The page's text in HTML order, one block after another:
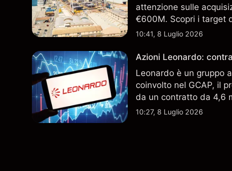
attenzione sulle
€600M. Scopri i target
performance passate
10:41, 8 Luglio 2026
Azioni Leonardo:
Leonardo è un gruppo
coinvolto nel GCAP, il
da un contratto da 4,6
indicatore affidabile dei
10:27, 8 Luglio 2026